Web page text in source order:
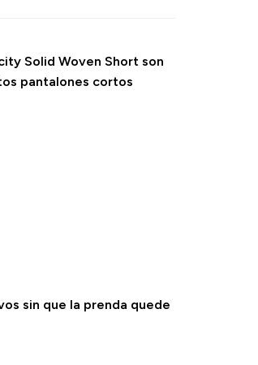
Solid Woven Short son
pantalones cortos
sin que la prenda quede